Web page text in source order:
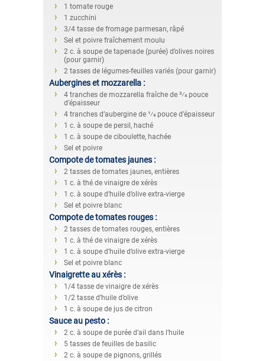
1 tomate rouge
1 zucchini
3/4 tasse de fromage parmesan, râpé
Sel et poivre fraîchement moulu
2 c. à soupe de tapenade (purée) d’olives noires
(pour garnir)
2 tasses de légumes-feuilles variés (pour garnir)
Aubergines et mozzarella :
4 tranches de mozzarella fraîche de 3⁄4 pouce
d’épaisseur
4 tranches d’aubergine de 1⁄4 pouce d’épaisseur
1 c. à soupe de persil, haché
1 c. à soupe de ciboulette, hachée
Sel et poivre
Compote de tomates jaunes :
2 tasses de tomates jaunes, entières
1 c. à thé de vinaigre de xérès
1 c. à soupe d’huile d’olive extra-vierge
Sel et poivre blanc
Compote de tomates rouges :
2 tasses de tomates rouges, entières
1 c. à thé de vinaigre de xérès
1 c. à soupe d’huile d’olive extra-vierge
Sel et poivre blanc
Vinaigrette au xérès :
1/4 tasse de vinaigre de xérès
1/2 tasse d’huile d’olive
1 c. à soupe de jus de citron
Sauce au pesto :
2 c. à soupe de purée d’ail dans l’huile
5 tasses de feuilles de basilic
2 c. à soupe de pignons, grillés